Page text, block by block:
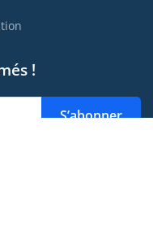
!
S’abonner